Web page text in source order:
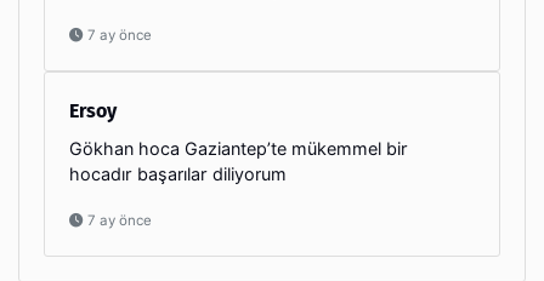
7 ay önce
Ersoy
Gökhan hoca Gaziantep’te mükemmel bir
hocadır başarılar diliyorum
7 ay önce